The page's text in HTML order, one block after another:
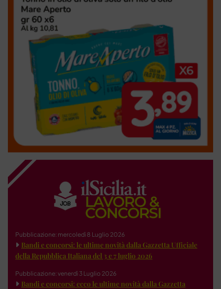
Pubblicazione: mercoledì 8 Luglio 2026
Bandi e concorsi: le ultime novità dalla Gazzetta Ufficiale
della Repubblica Italiana del 3 e 7 luglio 2026
Pubblicazione: venerdì 3 Luglio 2026
Bandi e concorsi: ecco le ultime novità dalla Gazzetta